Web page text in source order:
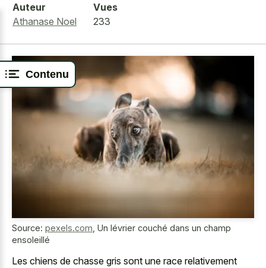
Contenu
Auteur
Athanase Noel
Vues
233
Source: pexels.com Un lévrier couché dans un champ
ensoleillé
Les chiens de chasse gris sont une race relativement